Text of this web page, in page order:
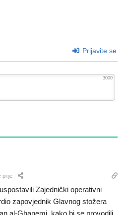
Prijavite se
3000
prije
Zajednički operativni
zapovjednik Glavnog stožera
al-Ghanemi, kako bi se provodili